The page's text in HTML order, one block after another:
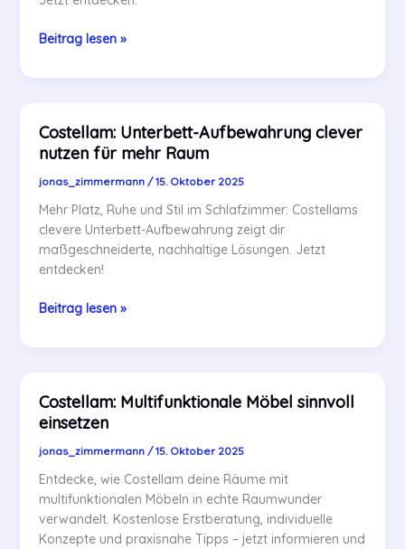
Zeitmanagement
Costellam.net
Beitrag lesen »
Costellam: Unterbett-Aufbewahrung clever
nutzen für mehr Raum
jonas_zimmermann /15. Oktober 2025
Mehr Platz, Ruhe und Stil im Schlafzimmer: Costellams
clevere Unterbett-Aufbewahrung zeigt dir
maßgeschneiderte, nachhaltige Lösungen. Jetzt
entdecken!
Costellam:
für
mehr
Raum
Beitrag lesen »
Costellam: Multifunktionale Möbel sinnvoll
einsetzen
jonas_zimmermann /15. Oktober 2025
Entdecke, wie Costellam deine Räume mit
multifunktionalen Möbeln in echte Raumwunder
verwandelt. Kostenlose Erstberatung, individuelle
Konzepte und praxisnahe Tipps – jetzt informieren und